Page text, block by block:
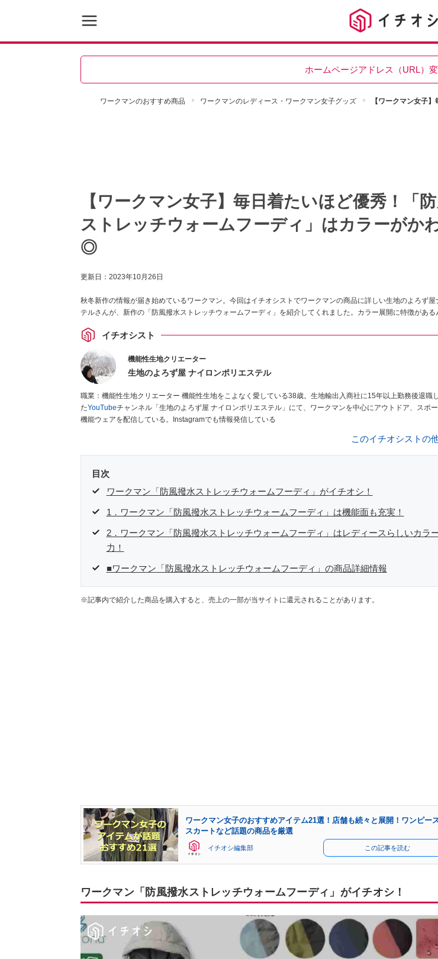
ホームページアドレス（URL）
ワークマンのおすすめ商品 ワークマンのレディース・ワークマン女子グッズ 【ワークマン女子
【ワークマン女子】毎日着たいほど優秀！「
ストレッチウォームフーディ」はカラーがか
◎
更新日： 2023年10月26日
秋冬新作の情報が届き始めているワークマン。今回はイチオシストでワークマンの商品に詳しい生地のよろず屋
テルさんが、新作の「防風撥水ストレッチウォームフーディ」を紹介してくれました。カラー展開に特徴がある
イチオシスト
機能性生地クリエーター
生地のよろず屋 ナイロンポリエステル
職業：機能性生地クリエーター 機能性生地をこよなく愛している38歳。生地輸出入商社に15年以上勤務後退職し、独立。開設し
たYouTubeチャンネル「生地のよろず屋 ナイロンポリエステル」にて、ワークマンを中心にアウトドア、スポ
機能ウェアを配信している。Instagramでも情報発信している
このイチオシストの
目次
ワークマン「防風撥水ストレッチウォームフーディ」がイチオシ！
1．ワークマン「防風撥水ストレッチウォームフーディ」は機能面も充実！
2．ワークマン「防風撥水ストレッチウォームフーディ」はレディースらしいカラ
力！
■ワークマン「防風撥水ストレッチウォームフーディ」の商品詳細情報
※記事内で紹介した商品を購入すると、売上の一部が当サイトに還元されることがあります。
ワークマン女子のおすすめアイテム21選！店舗も続々と展開！ワンピー
スカートなど話題の商品を厳選
イチオシ編集部 この記事を読む
ワークマン「防風撥水ストレッチウォームフーディ」がイチオシ！